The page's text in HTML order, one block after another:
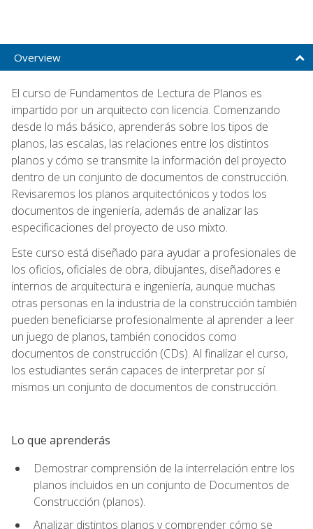
Overview
El curso de Fundamentos de Lectura de Planos es
impartido por un arquitecto con licencia. Comenzando
desde lo más básico, aprenderás sobre los tipos de
planos, las escalas, las relaciones entre los distintos
planos y cómo se transmite la información del proyecto
dentro de un conjunto de documentos de construcción.
Revisaremos los planos arquitectónicos y todos los
documentos de ingeniería, además de analizar las
especificaciones del proyecto de uso mixto.
Este curso está diseñado para ayudar a profesionales de
los oficios, oficiales de obra, dibujantes, diseñadores e
internos de arquitectura e ingeniería, aunque muchas
otras personas en la industria de la construcción también
pueden beneficiarse profesionalmente al aprender a leer
un juego de planos, también conocidos como
documentos de construcción (CDs). Al finalizar el curso,
los estudiantes serán capaces de interpretar por sí
mismos un conjunto de documentos de construcción.
Lo que aprenderás
Demostrar comprensión de la interrelación entre los
planos incluidos en un conjunto de Documentos de
Construcción (planos).
Analizar distintos planos y comprender cómo se